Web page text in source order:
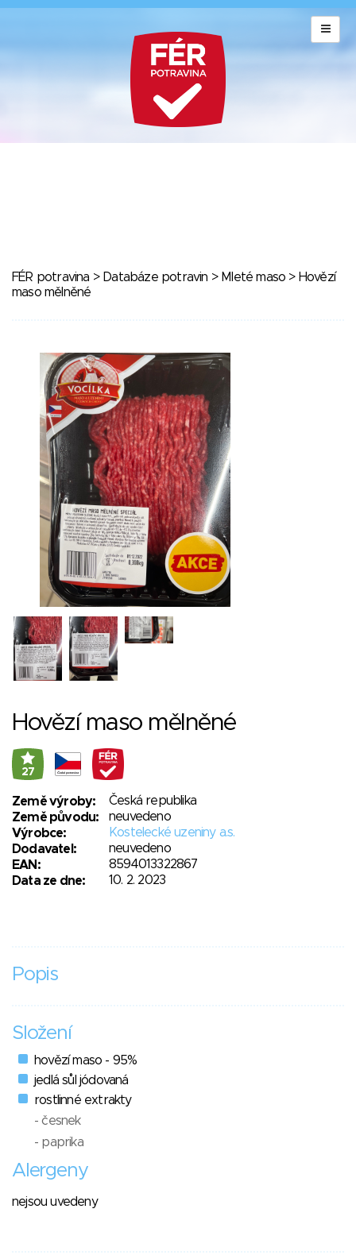
FÉR potravina > Databáze potravin > Mleté maso > Hovězí
maso mělněné
Hovězí maso mělněné
27
Země výroby:
Česká republika
Země původu:
neuvedeno
Výrobce:
Kostelecké uzeniny a.s.
Dodavatel:
neuvedeno
EAN:
8594013322867
Data ze dne:
10. 2. 2023
Popis
Složení
hovězí maso - 95%
jedlá sůl jódovaná
rostlinné extrakty
- česnek
- paprika
Alergeny
nejsou uvedeny